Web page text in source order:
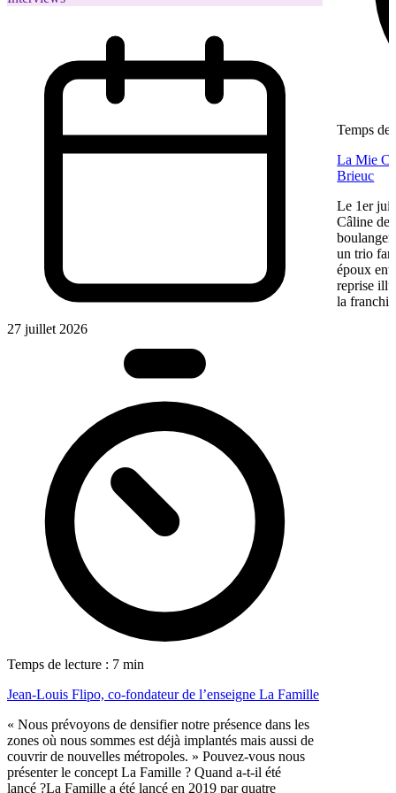
27 juillet 2026
Temps de lecture : 7 min
Jean-Louis Flipo, co-fondateur de l’enseigne La Famille
« Nous prévoyons de densifier notre présence dans les
zones où nous sommes est déjà implantés mais aussi de
couvrir de nouvelles métropoles. » Pouvez-vous nous
présenter le concept La Famille ? Quand a-t-il été
lancé ?La Famille a été lancé en 2019 par quatre
Temps de
La Mie
Brieuc
Le 1er
Câline de
un trio
époux
reprise
la